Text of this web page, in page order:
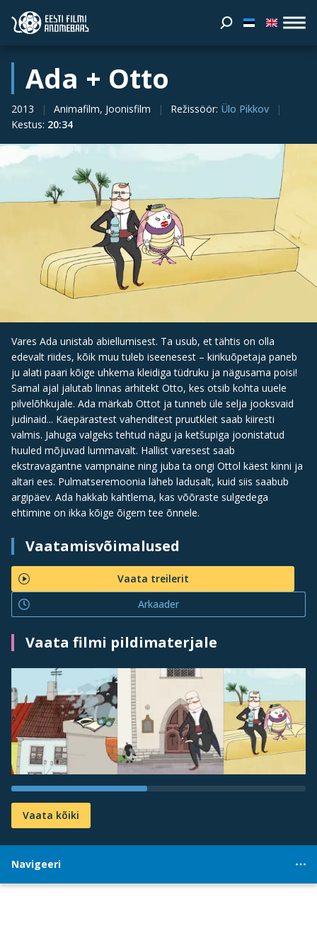
Ada + Otto
2013 Animafilm, Joonisfilm Režissöör: Ülo Pikkov
Kestus: 20:34
Vares Ada unistab abiellumisest. Ta usub, et tähtis on olla
edevalt riides, kõik muu tuleb iseenesest – kirikuõpetaja paneb
ju alati paari kõige uhkema kleidiga tüdruku ja nägusama poisi!
Samal ajal jalutab linnas arhitekt Otto, kes otsib kohta uuele
pilvelõhkujale. Ada märkab Ottot ja tunneb üle selja jooksvaid
judinaid... Käepärastest vahenditest pruutkleit saab kiiresti
valmis. Jahuga valgeks tehtud nägu ja ketšupiga joonistatud
huuled mõjuvad lummavalt. Hallist varesest saab
ekstravagantne vampnaine ning juba ta ongi Ottol käest kinni ja
altari ees. Pulmatseremoonia läheb ladusalt, kuid siis saabub
argipäev. Ada hakkab kahtlema, kas võõraste sulgedega
ehtimine on ikka kõige õigem tee õnnele.
Vaatamisvõimalused
Vaata treilerit
Arkaader
Vaata filmi pildimaterjale
Vaata kõiki
Navigeeri